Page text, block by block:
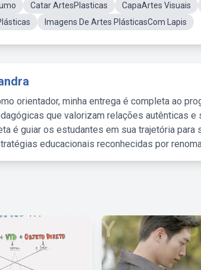
Catar ArtesPlasticas CapaArtes Visuais
Imagens De Artes PlásticasCom Lapis
orientador, minha entrega é completa ao
que valorizam relações autênticas
é guiar os estudantes em sua trajetória
educacionais reconhecidas por